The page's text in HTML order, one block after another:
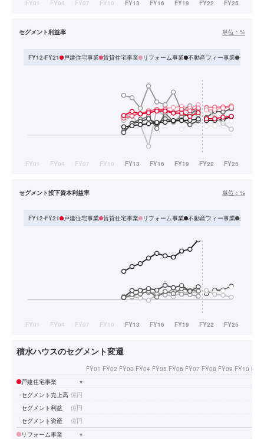
セグメント利益率 単位： %
FY12-FY21 戸建住宅事業 賃貸住宅事業 リフォーム事業 不動産フィー事業 分譲住
セグメント投下資本利益率 単位： %
FY12-FY21 戸建住宅事業 賃貸住宅事業 リフォーム事業 不動産フィー事業 分譲住
積水ハウスのセグメント変遷
FY01 FY02 FY03 FY04 FY05 FY06 FY07 FY08 FY09 FY10
戸建住宅事業
▾
セグメント売上高 億円
セグメント利益
億円
セグメント資産
億円
リフォーム事業
▾